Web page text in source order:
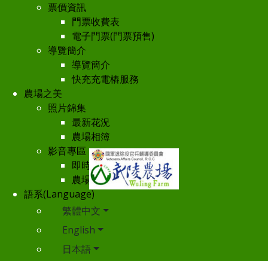
票價資訊
門票收費表
電子門票(門票預售)
導覽簡介
導覽簡介
快充充電樁服務
農場之美
照片錦集
最新花況
農場相簿
影音專區
即時影像
農場空拍
語系(Language)
繁體中文
English
日本語